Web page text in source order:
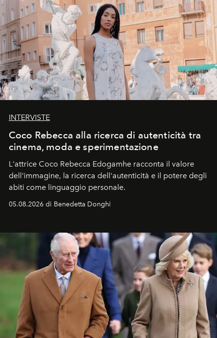
INTERVISTE
Coco Rebecca alla ricerca di autenticità tra
cinema, moda e sperimentazione
L'attrice Coco Rebecca Edogamhe racconta il valore
dell'immagine, la ricerca dell'autenticità e il potere degli
abiti come linguaggio personale.
05.08.2026 di Benedetta Donghi